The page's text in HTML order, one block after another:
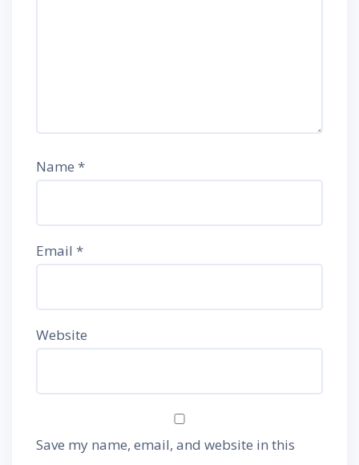
Name *
Email *
Website
Save my name, email, and website in this